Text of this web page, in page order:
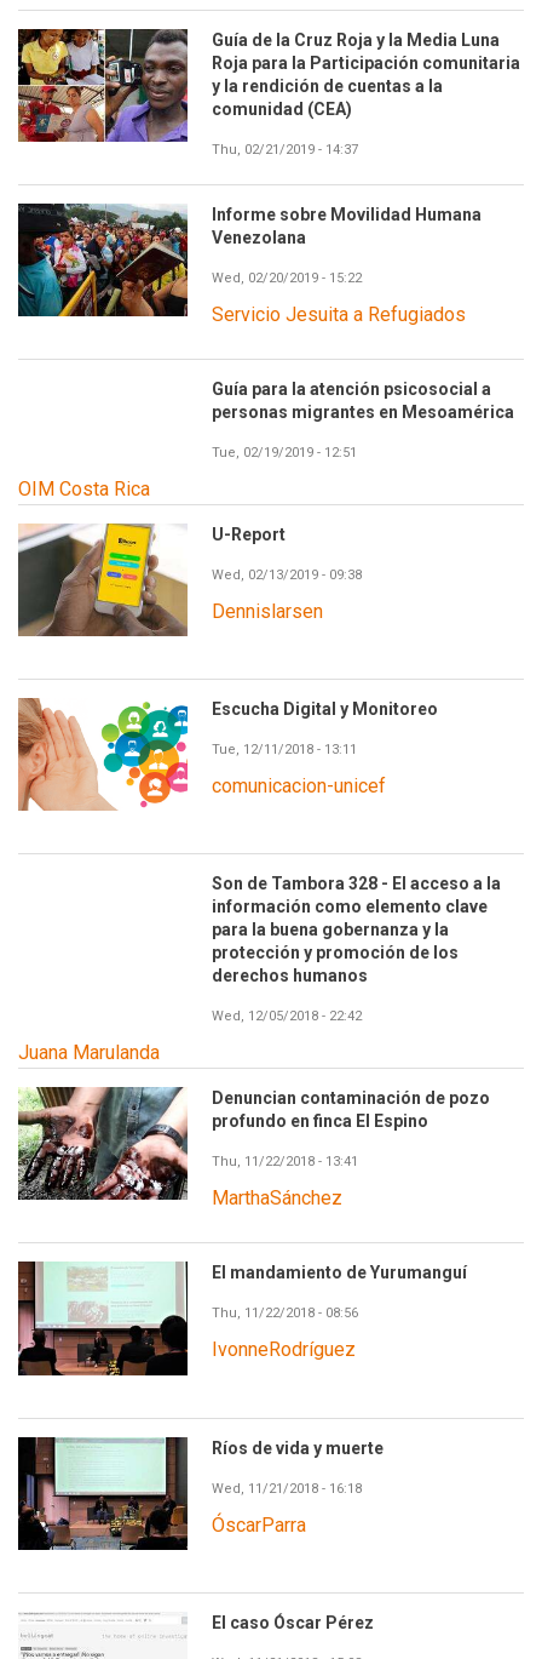
Guía de la Cruz Roja y la Media Luna
Roja para la Participación comunitaria
y la rendición de cuentas a la
comunidad (CEA)
Thu, 02/21/2019 - 14:37
Informe sobre Movilidad Humana
Venezolana
Wed, 02/20/2019 - 15:22
Servicio Jesuita a Refugiados
Guía para la atención psicosocial a
personas migrantes en Mesoamérica
Tue, 02/19/2019 - 12:51
OIM Costa Rica
U-Report
Wed, 02/13/2019 - 09:38
Dennislarsen
Escucha Digital y Monitoreo
Tue, 12/11/2018 - 13:11
comunicacion-unicef
Son de Tambora 328 - El acceso a la
información como elemento clave
para la buena gobernanza y la
protección y promoción de los
derechos humanos
Wed, 12/05/2018 - 22:42
Juana Marulanda
Denuncian contaminación de pozo
profundo en finca El Espino
Thu, 11/22/2018 - 13:41
MarthaSánchez
El mandamiento de Yurumanguí
Thu, 11/22/2018 - 08:56
IvonneRodríguez
Ríos de vida y muerte
Wed, 11/21/2018 - 16:18
ÓscarParra
El caso Óscar Pérez